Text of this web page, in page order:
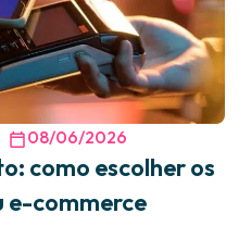
08/06/2026
como escolher os
e-commerce